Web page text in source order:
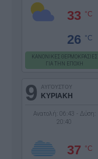
33 °C
26 °C
ΚΑΝΟΝΙΚΕΣ ΘΕΡΜΟΚΡΑΣΙΕΣ
ΓΙΑ ΤΗΝ ΕΠΟΧΗ
9 ΑΥΓΟΥΣΤΟΥ
ΚΥΡΙΑΚΗ
Ανατολή: 06:43 - Δύση:
20:40
37 °C